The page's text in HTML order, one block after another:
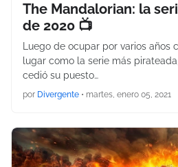
The Mandalorian: la
de 2020 📺
Luego de ocupar por varios años
lugar como la serie más
cedió su puesto…
por Divergente • martes, enero 05, 2021